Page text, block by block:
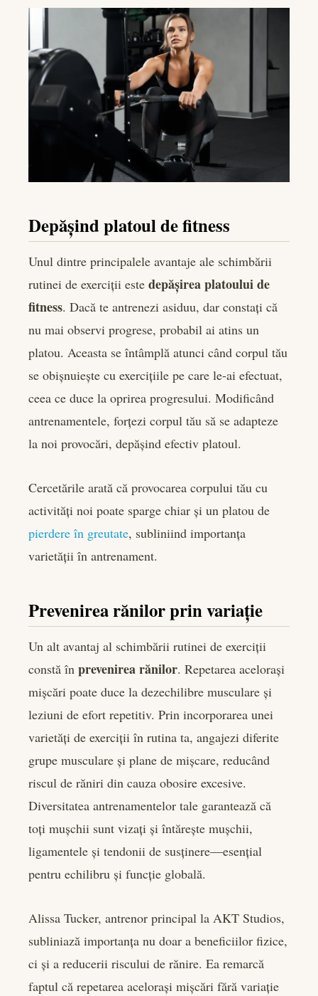
Depășind platoul de fitness
Unul dintre principalele avantaje ale schimbării
rutinei de exerciții este depășirea platoului de
fitness. Dacă te antrenezi asiduu, dar constați că
nu mai observi progrese, probabil ai atins un
platou. Aceasta se întâmplă atunci când corpul tău
se obișnuiește cu exercițiile pe care le-ai efectuat,
ceea ce duce la oprirea progresului. Modificând
antrenamentele, forțezi corpul tău să se adapteze
la noi provocări, depășind efectiv platoul.
Cercetările arată că provocarea corpului tău cu
activități noi poate sparge chiar și un platou de
pierdere în greutate, subliniind importanța
varietății în antrenament.
Prevenirea rănilor prin variație
Un alt avantaj al schimbării rutinei de exerciții
constă în prevenirea rănilor. Repetarea acelorași
mișcări poate duce la dezechilibre musculare și
leziuni de efort repetitiv. Prin incorporarea unei
varietăți de exerciții în rutina ta, angajezi diferite
grupe musculare și plane de mișcare, reducând
riscul de răniri din cauza obosire excesive.
Diversitatea antrenamentelor tale garantează că
toți mușchii sunt vizați și întărește mușchii,
ligamentele și tendonii de susținere—esențial
pentru echilibru și funcție globală.
Alissa Tucker, antrenor principal la AKT Studios,
subliniază importanța nu doar a beneficiilor fizice,
ci și a reducerii riscului de rănire. Ea remarcă
faptul că repetarea acelorași mișcări fără variație